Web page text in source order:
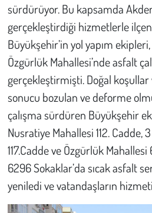
sürdürüyor. Bu kapsamda
gerçekleştirdiği hizmetlerle
Büyükşehir’in yol yapım
Özgürlük Mahallesi’nde asfalt
gerçekleştirmişti. Doğal koşullar
sonucu bozulan ve deforme
çalışma sürdüren Büyükşehir
Nusratiye Mahallesi 112. Cadde,
117.Cadde ve Özgürlük
6296 Sokaklar’da sıcak asfalt
yeniledi ve vatandaşların